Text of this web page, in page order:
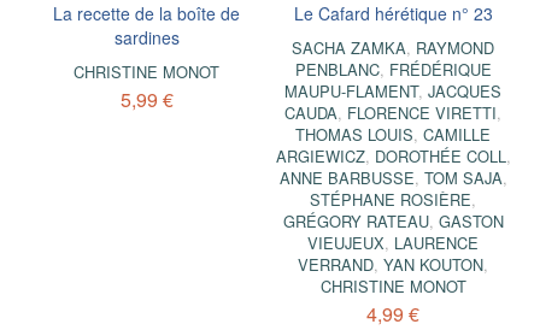
La recette de la boîte de
sardines
CHRISTINE MONOT
5,99 €
Le Cafard hérétique n° 23
SACHA ZAMKA, RAYMOND
PENBLANC, FRÉDÉRIQUE
MAUPU-FLAMENT,JACQUES
CAUDA, FLORENCE VIRETTI,
THOMAS LOUIS,CAMILLE
ARGIEWICZ, DOROTHÉE COLL,
ANNE BARBUSSE, TOM SAJA,
STÉPHANE ROSIÈRE,
GRÉGORY RATEAU, GASTON
VIEUJEUX, LAURENCE
VERRAND,YAN KOUTON,
CHRISTINE MONOT
4,99 €